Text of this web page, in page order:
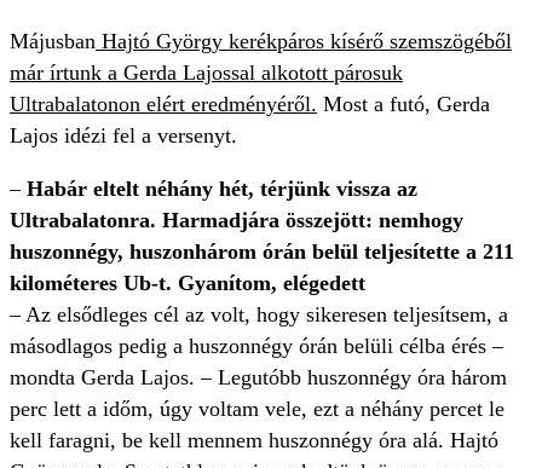
Májusban Hajtó György kerékpáros kísérő szemszögéből
már írtunk a Gerda Lajossal alkotott párosuk
Ultrabalatonon elért eredményéről. Most a futó, Gerda
Lajos idézi fel a versenyt.
– Habár eltelt néhány hét, térjünk vissza az
Ultrabalatonra. Harmadjára összejött: nemhogy
huszonnégy, huszonhárom órán belül teljesítette a 211
kilométeres Ub-t. Gyanítom, elégedett
– Az elsődleges cél az volt, hogy sikeresen teljesítsem, a
másodlagos pedig a huszonnégy órán belüli célba érés –
mondta Gerda Lajos. – Legutóbb huszonnégy óra három
perc lett a időm, úgy voltam vele, ezt a néhány percet le
kell faragni, be kell mennem huszonnégy óra alá. Hajtó